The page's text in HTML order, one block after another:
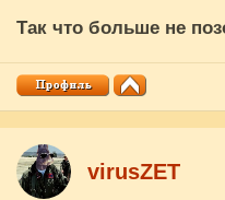
Так что больше не
virusZET